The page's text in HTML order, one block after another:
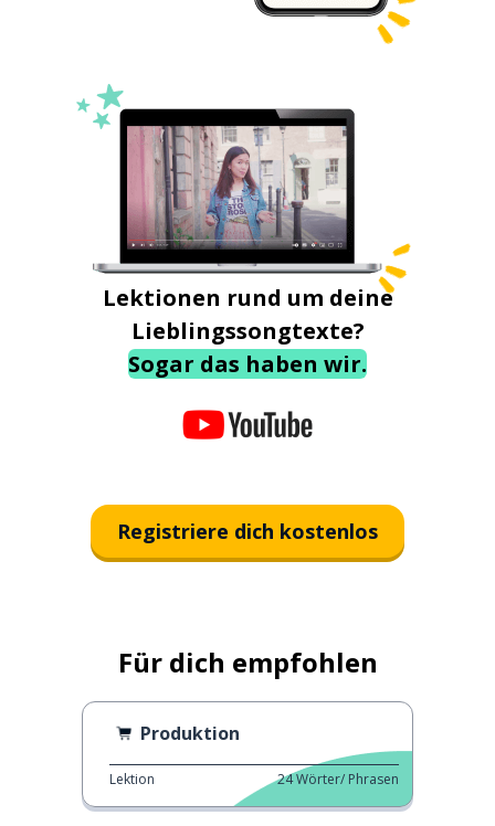
Lektionen rund um deine
Lieblingssongtexte?
Sogar das haben wir.
Registriere dich kostenlos
Für dich empfohlen
Produktion
Lektion 24Wörter/ Phrasen